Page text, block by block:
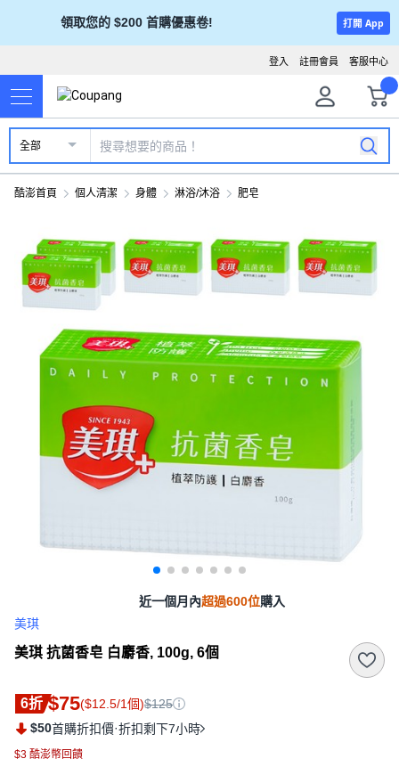
領取您的 $200 首購優惠卷! 打開 App
客服中心
註冊會員
登入
全部
酷澎首頁 個人清潔 身體 淋浴/沐浴 肥皂
近一個月內超過600位購入
美琪
美琪 抗菌香皂 白麝香, 100g, 6個
6折 $75($12.5/1個)$125
$50首購折扣價·折扣剩下7小時
$3 酷澎幣回饋